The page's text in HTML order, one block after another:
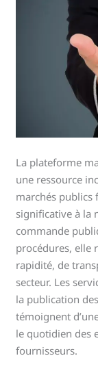
La plateforme
une ressource
marchés publics
significative à la
commande
procédures, elle
rapidité, de
secteur. Les
la publication
témoignent
le quotidien des
fournisseurs.